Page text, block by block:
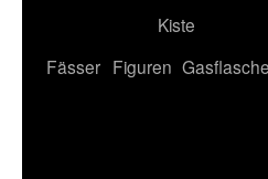
Kiste
Fässer Figuren